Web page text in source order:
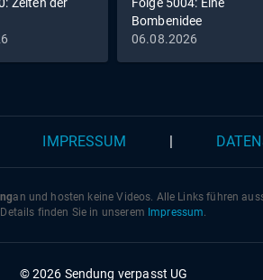
ist und seine Hilfe braucht.
Bombenidee
06.08.2026
IMPRESSUM
an und hosten keine Videos. Alle Links führen
Details finden Sie in unserem Impressum.
© 2026 Sendung verpasst UG